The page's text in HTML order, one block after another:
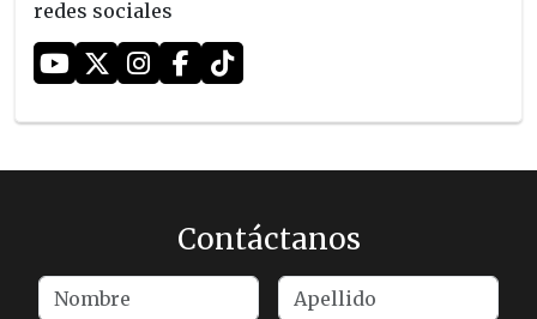
redes sociales
Contáctanos